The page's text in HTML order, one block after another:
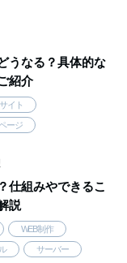
うなる？具体的な
紹介
イト
ージ
仕組みやできるこ
説
WEB制作
サーバー